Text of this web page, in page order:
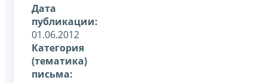
Дата
публикации:
01.06.2012
Категория
(тематика)
письма: